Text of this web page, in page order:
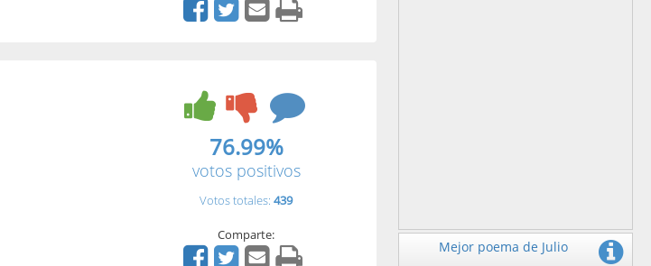
76.99%
votos positivos
Votos totales: 439
Comparte:
Mejor poema de Julio